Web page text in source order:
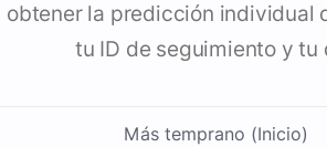
obtener la predicción individual
tu ID de seguimiento y tu
Más temprano (Inicio)